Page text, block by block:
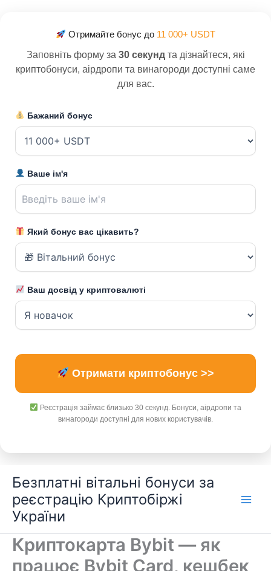
Отримайте бонус до 11 000+ USDT
Заповніть форму за 30 секундта дізнайтеся, які
криптобонуси, аірдропи та винагороди доступні саме
для вас.
Бажаний бонус
Ваше ім'я
Який бонус вас цікавить?
Ваш досвід у криптовалюті
Отримати криптобонус >>
Реєстрація займає близько 30 секунд. Бонуси, аірдропи та
винагороди доступні для нових користувачів.
вмісту
Безплатні вітальні бонуси за
реєстрацію Криптобіржі
України
Криптокарта Bybit — як
працює Bybit Card, кешбек